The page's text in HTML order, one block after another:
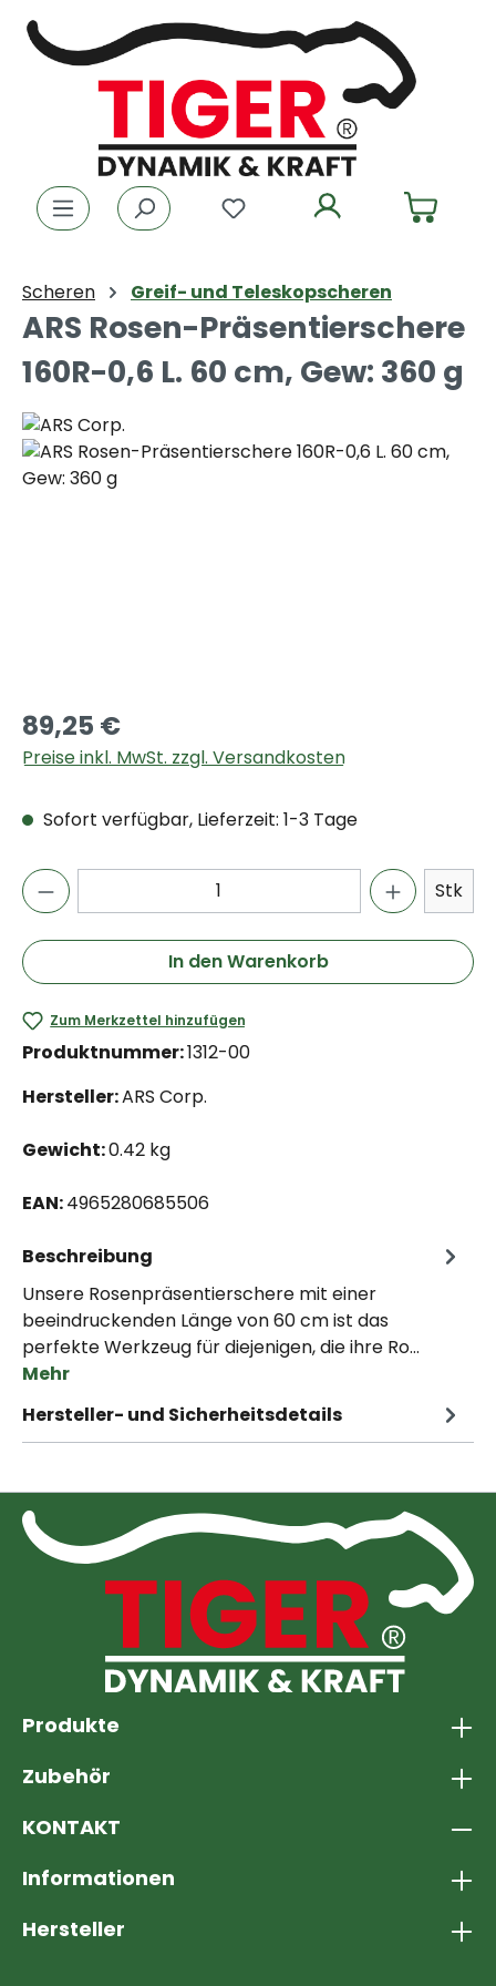
Zum Hauptinhalt springen
Du hast 0 Produkte auf
Scheren Greif- und Teleskopscheren
ARS Rosen-Präsentierschere
160R-0,6 L. 60 cm, Gew: 360 g
Bildergalerie überspringen
89,25 €
Preise inkl. MwSt. zzgl. Versandkosten
Sofort verfügbar, Lieferzeit: 1-3 Tage
Stk
In den Warenkorb
Zum Merkzettel hinzufügen
Produktnummer:1312-00
Hersteller:ARS Corp.
Gewicht:0.42 kg
EAN:4965280685506
Beschreibung
Unsere Rosenpräsentierschere mit einer
beeindruckenden Länge von 60 cm ist das
perfekte Werkzeug für diejenigen, die ihre Ro…
Mehr
Hersteller- und Sicherheitsdetails
Produkte
Zubehör
KONTAKT
Informationen
Hersteller